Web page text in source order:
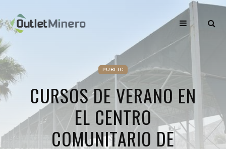
PUBLIC
CURSOS DE VERANO EN
EL CENTRO
COMUNITARIO DE